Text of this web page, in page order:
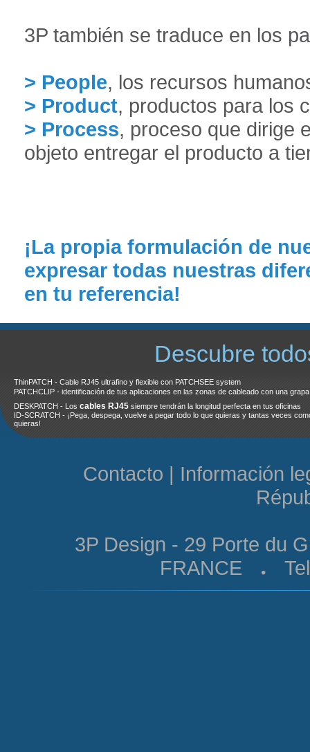
3P también se traduce en los
> People, los recursos
> Product, productos para los
> Process, proceso que dirige
objeto entregar el producto a
¡La propia formulación de
expresar todas nuestras
en tu referencia!
Descubre
ThinPATCH - Cable RJ45 ultrafino y flexible con PATCHSEE system
PATCHCLIP - identificación de tus aplicaciones en las zonas de cableado con una grapa
DESKPATCH - Los cables RJ45 siempre tendrán la longitud perfecta en tus oficinas
ID-SCRATCH - ¡Pega, despega, vuelve a pegar todo lo que quieras y tantas veces
quieras!
Contacto | Información
3P Design - 29 Porte du
FRANCE